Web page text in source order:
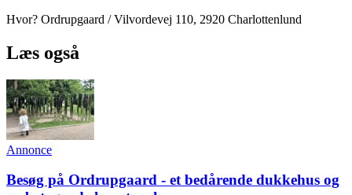
Hvor? Ordrupgaard / Vilvordevej 110, 2920 Charlottenlund
Læs også
Annonce
Besøg på Ordrupgaard - et bedårende dukkehus og